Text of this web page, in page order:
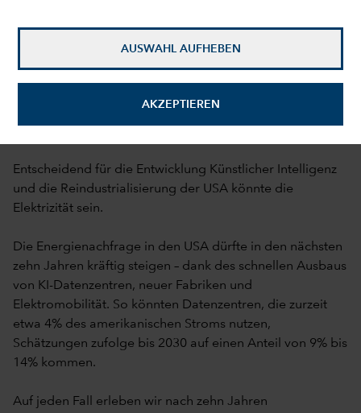
AUSWAHL AUFHEBEN
AKZEPTIEREN
Dominic Phillips
mail_outline
Entscheidend für die Entwicklung Künstlicher Intelligenz
und die Reindustrialisierung der USA könnte die
Elektrizität sein.
Die Energienachfrage in den USA dürfte in den nächsten
zehn Jahren kräftig steigen – dank des schnellen Ausbaus
von KI-Datenzentren, neuer Fabriken und
Elektromobilität. So könnten Datenzentren, die zurzeit
etwa 4% des amerikanischen Stroms nutzen,
Schätzungen zufolge bis 2030 auf einen Anteil von 9% bis
14% kommen.
Auf jeden Fall erleben wir nach zehn Jahren